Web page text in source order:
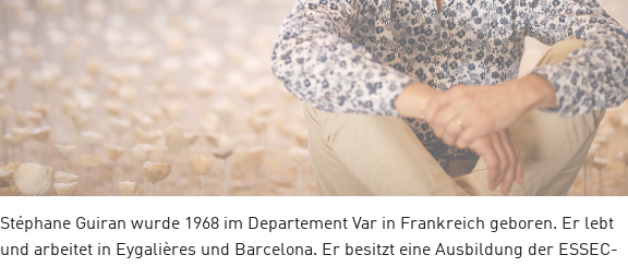
Stéphane Guiran wurde 1968 im Departement Var in Frankreich geboren. Er lebt
und arbeitet in Eygalières und Barcelona. Er besitzt eine Ausbildung der ESSEC-